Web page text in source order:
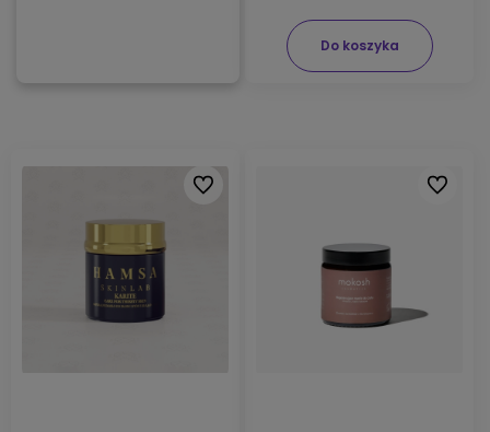
Do koszyka
Do ulubionych Do